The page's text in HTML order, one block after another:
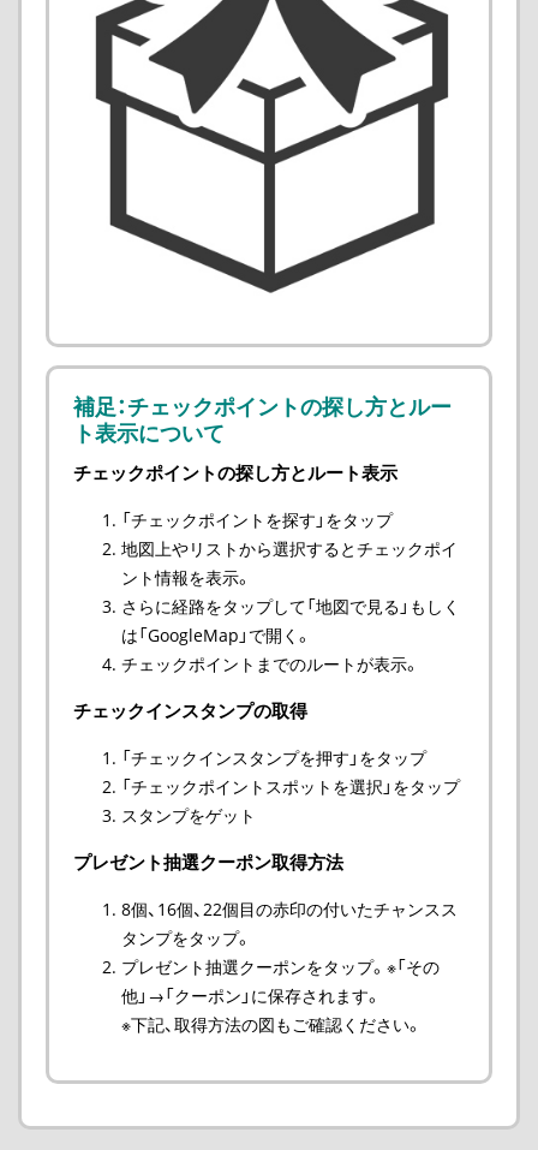
補足：チェックポイントの探し方とルー
ト表示について
チェックポイントの探し方とルート表示
「チェックポイントを探す」をタップ
地図上やリストから選択するとチェックポイ
ント情報を表示。
さらに経路をタップして「地図で見る」もしく
は「GoogleMap」で開く。
チェックポイントまでのルートが表示。
チェックインスタンプの取得
「チェックインスタンプを押す」をタップ
「チェックポイントスポットを選択」をタップ
スタンプをゲット
プレゼント抽選クーポン取得方法
8個、16個、22個目の赤印の付いたチャンスス
タンプをタップ。
プレゼント抽選クーポンをタップ。※「その
他」→「クーポン」に保存されます。
※下記、取得方法の図もご確認ください。